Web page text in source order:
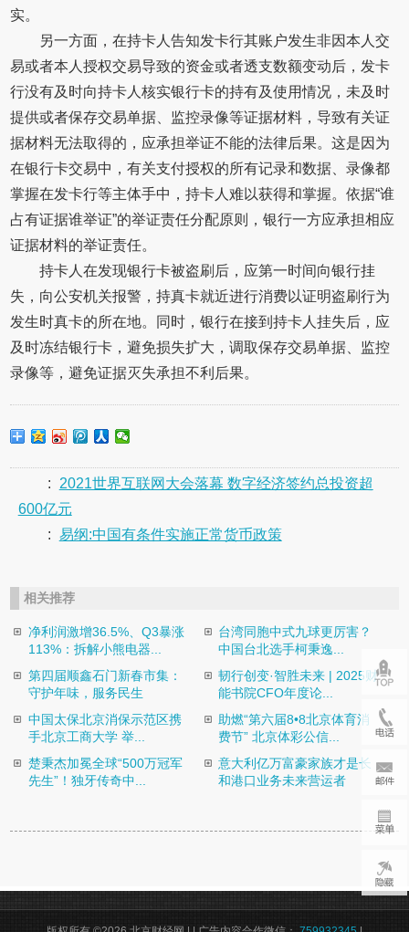
实。
另一方面，在持卡人告知发卡行其账户发生非因本人交
易或者本人授权交易导致的资金或者透支数额变动后，发卡
行没有及时向持卡人核实银行卡的持有及使用情况，未及时
提供或者保存交易单据、监控录像等证据材料，导致有关证
据材料无法取得的，应承担举证不能的法律后果。这是因为
在银行卡交易中，有关支付授权的所有记录和数据、录像都
掌握在发卡行等主体手中，持卡人难以获得和掌握。依据“谁
占有证据谁举证”的举证责任分配原则，银行一方应承担相应
证据材料的举证责任。
持卡人在发现银行卡被盗刷后，应第一时间向银行挂
失，向公安机关报警，持真卡就近进行消费以证明盗刷行为
发生时真卡的所在地。同时，银行在接到持卡人挂失后，应
及时冻结银行卡，避免损失扩大，调取保存交易单据、监控
录像等，避免证据灭失承担不利后果。
:
2021世界互联网大会落幕 数字经济签约总投资超
600亿元
: 易纲:中国有条件实施正常货币政策
相关推荐
净利润激增36.5%、Q3暴涨
113%：拆解小熊电器...
台湾同胞中式九球更厉害？
中国台北选手柯秉逸...
第四届顺鑫石门新春市集：
守护年味，服务民生
韧行创变·智胜未来 | 2025财
能书院CFO年度论...
中国太保北京消保示范区携
手北京工商大学 举...
助燃“第六届8•8北京体育消
费节” 北京体彩公信...
楚秉杰加冕全球“500万冠军
先生”！独牙传奇中...
意大利亿万富豪家族才是长
和港口业务未来营运者